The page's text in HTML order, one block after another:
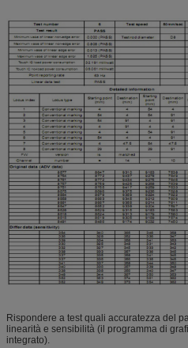
Rispondere a test quali accuratezza del
linearità e sensibilità (il programma di
integrato).